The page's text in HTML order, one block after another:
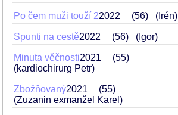
Po čem muži touží 22022 56 (Irén)
Špunti na cestě2022 56 (Igor)
Minuta věčnosti2021
55
(kardiochirurg Petr)
Zbožňovaný2021
55
(Zuzanin exmanžel Karel)